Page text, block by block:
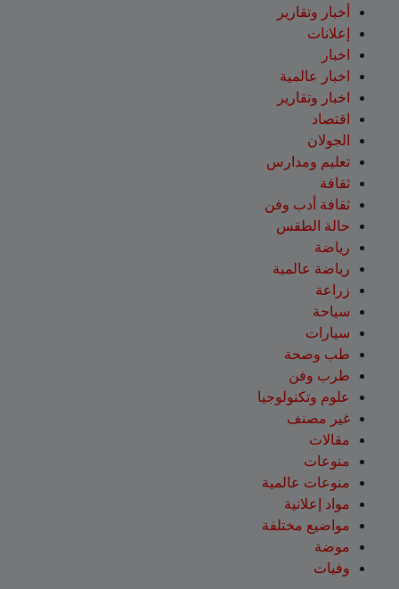
أخبار وتقارير
إعلانات
اخبار
اخبار عالمية
اخبار وتقارير
اقتصاد
الجولان
تعليم ومدارس
ثقافة
ثقافة أدب وفن
حالة الطقس
رياضة
رياضة عالمية
زراعة
سياحة
سيارات
طب وصحة
طرب وفن
علوم وتكنولوجيا
غير مصنف
مقالات
منوعات
منوعات عالمية
مواد إعلانية
مواضيع مختلفة
موضة
وفيات